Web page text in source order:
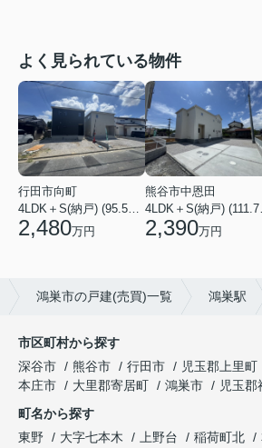
よく見られている物件
行田市向町
4LDK＋S(納戸) (95.58㎡)
2,480万円
熊谷市中恩田
2,390万円
鴻巣市の戸建(売買)一覧 鴻巣駅
市区町村から探す
深谷市
熊谷市 行田市 児玉郡上里町
本庄市
大里郡寄居町 鴻巣市 児玉郡
町名から探す
東野
大字七本木 上野台 稲荷町北